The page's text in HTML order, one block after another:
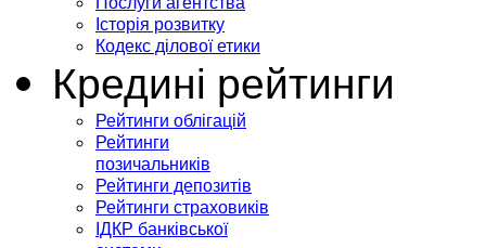
Історія розвитку
Кодекс ділової етики
Кредині рейтинги
Рейтинги облігацій
Рейтинги
позичальників
Рейтинги депозитів
Рейтинги страховиків
ІДКР банківської